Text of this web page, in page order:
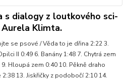
s dialogy z loutkového sci-
Klimta.
se psové / Věda to je dřina 2:22 3.
II 0:49 6. Banány 1:48 7. Chytrá zem
Hloupá zem 0:40 10. Pěkně draho
13. Jiskřičky z podobočí 2:10 14.